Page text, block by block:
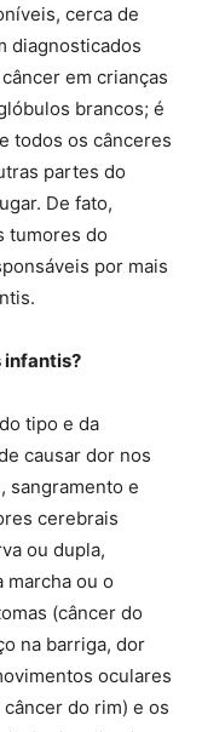
cerca de
diagnosticados
em crianças
brancos; é
todos os cânceres
partes do
De fato,
tumores do
​​por mais
infantis?
tipo e da
causar dor nos
sangramento e
cerebrais
ou dupla,
marcha ou o
(câncer do
na barriga, dor
oculares
do rim) e os